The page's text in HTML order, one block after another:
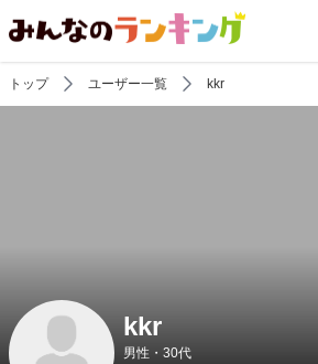
トップ ユーザー一覧 kkr
kkr
男性・30代